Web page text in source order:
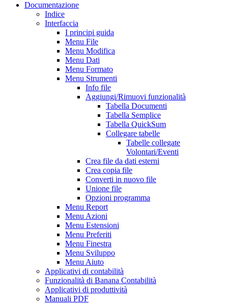
Documentazione
Indice
Interfaccia
I principi guida
Menu File
Menu Modifica
Menu Dati
Menu Formato
Menu Strumenti
Info file
Aggiungi/Rimuovi funzionalità
Tabella Documenti
Tabella Semplice
Tabella QuickSum
Collegare tabelle
Tabelle collegate
Volontari/Eventi
Crea file da dati esterni
Crea copia file
Converti in nuovo file
Unione file
Opzioni programma
Menu Report
Menu Azioni
Menu Estensioni
Menu Preferiti
Menu Finestra
Menu Sviluppo
Menu Aiuto
Applicativi di contabilità
Funzionalità di Banana Contabilità
Applicativi di produttività
Manuali PDF